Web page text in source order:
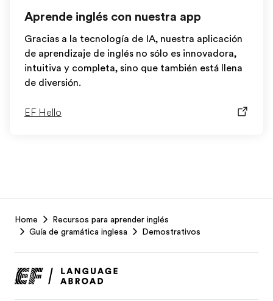
Aprende inglés con nuestra app
Gracias a la tecnología de IA, nuestra aplicación
de aprendizaje de inglés no sólo es innovadora,
intuitiva y completa, sino que también está llena
de diversión.
EF Hello
Footer
Home
Recursos para aprender inglés
Guía de gramática inglesa
Demostrativos